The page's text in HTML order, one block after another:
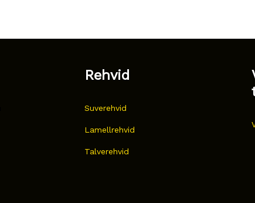
Rehvid
Suverehvid
Lamellrehvid
Talverehvid